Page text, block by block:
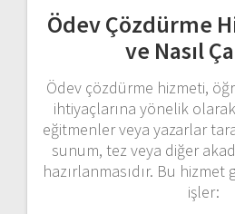
Ödev Çözdürme
ve Nasıl
Ödev çözdürme hizmeti,
ihtiyaçlarına yönelik
eğitmenler veya yazarlar
sunum, tez veya diğer
hazırlanmasıdır. Bu
işler: